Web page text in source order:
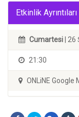
Etkinlik Ayrıntıları
Cumartesi |
21:30
ONLiNE